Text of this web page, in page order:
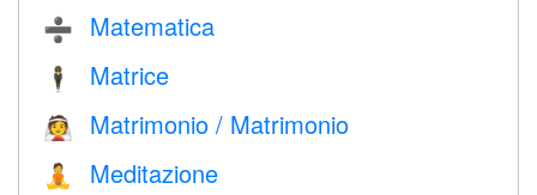
➗ Matematica
🕴️ Matrice
👰 Matrimonio / Matrimonio
🧘 Meditazione